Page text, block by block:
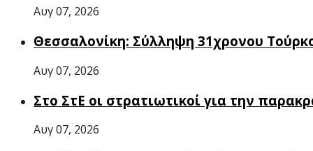
Αυγ 07, 2026
Θεσσαλονίκη: Σύλληψη 31χρονου
Αυγ 07, 2026
Στο ΣτΕ οι στρατιωτικοί για την
Αυγ 07, 2026